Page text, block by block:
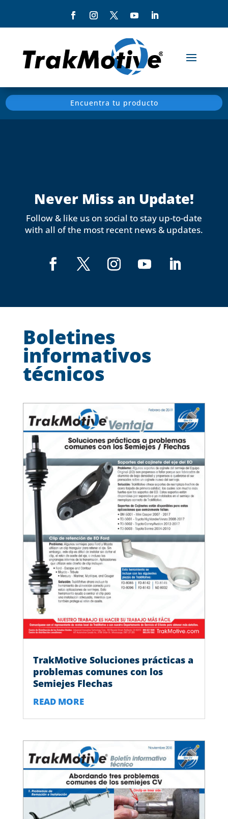
Encuentra tu producto
Never Miss an Update!
Follow & like us on social to stay up-to-date
with all of the most recent news & updates.
Boletines
informativos
técnicos
TrakMotive Soluciones prácticas a
problemas comunes con los
Semiejes Flechas
READ MORE